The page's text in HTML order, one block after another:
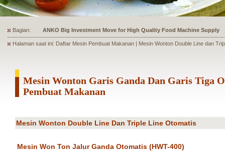
Bagian: ANKO's Food Processing Equipment Assists a Shoe Seller to Start
Halaman saat ini: Daftar Mesin Pembuat Makanan | Mesin Wonton Double Line dan
Mesin Wonton Garis Ganda Dan Garis Tiga
Pembuat Makanan
Mesin Wonton Double Line Dan Triple Line Otomatis
Mesin Won Ton Jalur Ganda Otomatis (HWT-400)